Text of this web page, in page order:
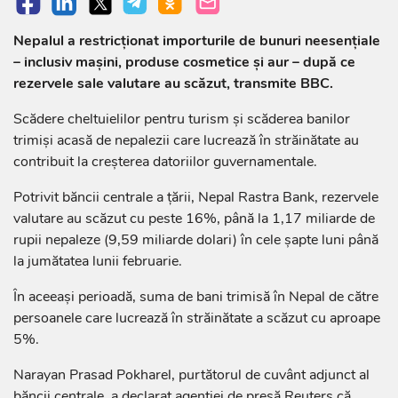
Nepalul a restricționat importurile de bunuri neesențiale
– inclusiv mașini, produse cosmetice și aur – după ce
rezervele sale valutare au scăzut, transmite BBC.
Scădere cheltuielilor pentru turism și scăderea banilor
trimiși acasă de nepalezii care lucrează în străinătate au
contribuit la creșterea datoriilor guvernamentale.
Potrivit băncii centrale a țării, Nepal Rastra Bank, rezervele
valutare au scăzut cu peste 16%, până la 1,17 miliarde de
rupii nepaleze (9,59 miliarde dolari) în cele șapte luni până
la jumătatea lunii februarie.
În aceeași perioadă, suma de bani trimisă în Nepal de către
persoanele care lucrează în străinătate a scăzut cu aproape
5%.
Narayan Prasad Pokharel, purtătorul de cuvânt adjunct al